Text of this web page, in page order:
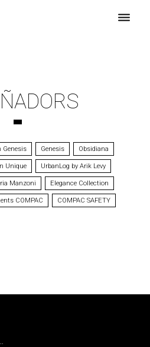
Genesis Genesis Obsidiana
Unique UrbanLog by Arik Levy
Manzoni Elegance Collection
COMPAC COMPAC SAFETY